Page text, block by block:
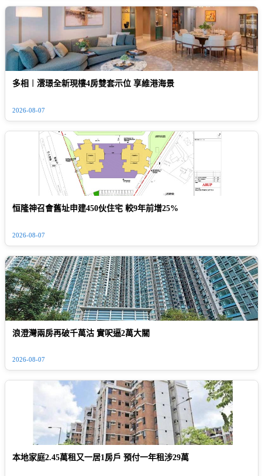
多相︱澐璟全新現樓4房雙套示位 享維港海景
2026-08-07
恒隆神召會舊址申建450伙住宅 較9年前增25%
2026-08-07
浪澄灣兩房再破千萬沽 實呎逼2萬大關
2026-08-07
本地家庭2.45萬租又一居1房戶 預付一年租涉29萬